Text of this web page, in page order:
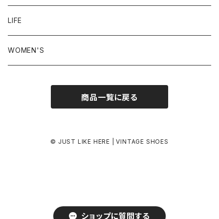
ショップに質問する
24.5-25.0 cm
25.0-25.5 cm
26.0-26.5 cm
26.5-27.0 cm
LIFE
WOMEN'S
商品一覧に戻る
© JUST LIKE HERE | VINTAGE SHOES